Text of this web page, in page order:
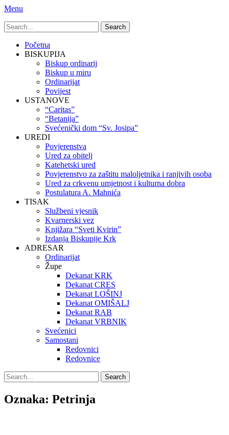
Menu
Search
for:
Primary
Menu
Skip
Početna
BISKUPIJA
Biskup ordinarij
Biskup u miru
Ordinarijat
Povijest
USTANOVE
“Caritas”
“Betanija”
Svećenički dom “Sv. Josipa”
UREDI
Povjerenstva
Ured za obitelj
Katehetski ured
Povjerenstvo za zaštitu maloljetnika i ranjivih osoba
Ured za crkvenu umjetnost i kulturna dobra
Postulatura A. Mahnića
TISAK
Službeni vjesnik
Kvarnerski vez
Knjižara “Sveti Kvirin”
Izdanja Biskupije Krk
ADRESAR
Ordinarijat
Župe
Dekanat KRK
Dekanat CRES
Dekanat LOŠINJ
Dekanat OMIŠALJ
Dekanat RAB
Dekanat VRBNIK
Svećenici
Samostani
Redovnici
Redovnice
Search
Search
for:
Oznaka: Petrinja